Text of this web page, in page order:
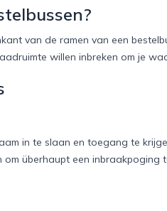
van de ramen van een
willen inbreken om je
in te slaan en toegang te
überhaupt een inbraakpoging